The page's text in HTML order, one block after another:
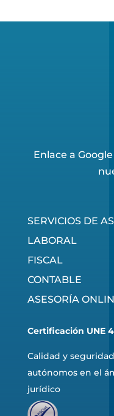
Enlace a
SERVICIOS DE
LABORAL
FISCAL
CONTABLE
ASESORÍA
Certificación UNE
Calidad y
autónomos en el
jurídico